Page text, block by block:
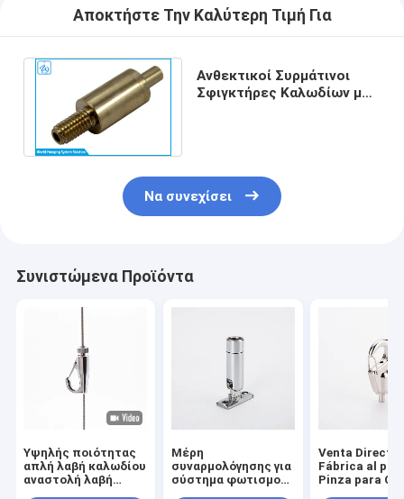
Αποκτήστε Την Καλύτερη Τιμή Για
Ανθεκτικοί Συρμάτινοι
Σφιγκτήρες Καλωδίων με
Να συνεχίσει
Συνιστώμενα Προϊόντα
Υψηλής ποιότητας
απλή λαβή καλωδίου
αναστολή λαβή
Μέρη
συναρμολόγησης για
σύστημα φωτισμού
Venta Directa
Fábrica al por
Pinza para